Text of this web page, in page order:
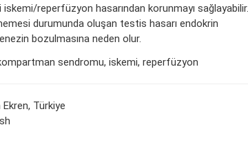
reperfüzyon hasarından korunmayı sağlayabilir.
durumunda oluşan testis hasarı endokrin
bozulmasına neden olur.
sendromu, iskemi, reperfüzyon
Türkiye